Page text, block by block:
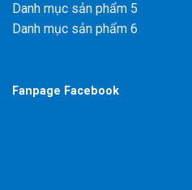
Danh mục sản phẩm 5
Danh mục sản phẩm 6
Fanpage Facebook